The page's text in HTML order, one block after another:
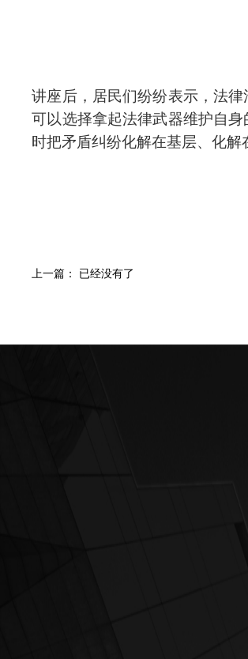
讲座后，居民们纷纷表示，法
可以选择拿起法律武器维护自
时把矛盾纠纷化解在基层、化解
上一篇： 已经没有了